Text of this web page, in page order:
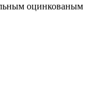
оцинкованым